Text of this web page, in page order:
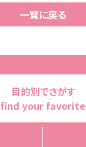
一覧に戻る
目的別でさがす
find your favorite